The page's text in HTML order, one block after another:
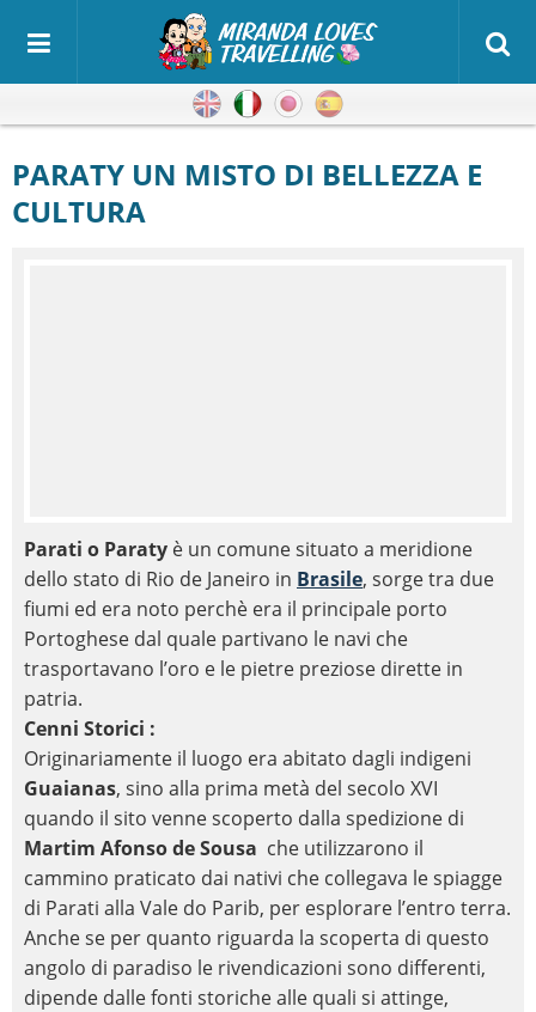
IngleseItalianoGiapponese
PARATY UN MISTO DI BELLEZZA E
CULTURA
Parati o Paraty è un comune situato a meridione
dello stato di Rio de Janeiro in Brasile, sorge tra due
fiumi ed era noto perchè era il principale porto
Portoghese dal quale partivano le navi che
trasportavano l’oro e le pietre preziose dirette in
patria.
Cenni Storici :
Originariamente il luogo era abitato dagli indigeni
Guaianas, sino alla prima metà del secolo XVI
quando il sito venne scoperto dalla spedizione di
Martim Afonso de Sousa che utilizzarono il
cammino praticato dai nativi che collegava le spiagge
di Parati alla Vale do Parib, per esplorare l’entro terra.
Anche se per quanto riguarda la scoperta di questo
angolo di paradiso le rivendicazioni sono differenti,
dipende dalle fonti storiche alle quali si attinge,